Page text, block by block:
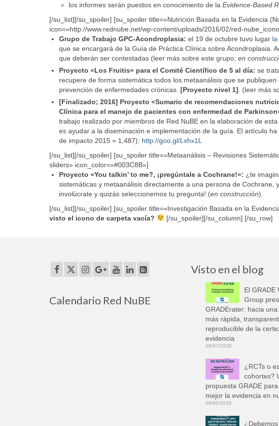
los informes serán puestos en conocimiento de la Evidence-Based
[/su_list][/su_spoiler] [su_spoiler title=»Nutrición Basada en la Evidencia
icon=»http://www.rednube.net/wp-content/uploads/2016/02/red-
Grupo de Trabajo GPC-Acondroplasia: el 19 de octubre tuvo lugar
que se encargará de la Guía de Práctica Clínica sobre Acondroplasia.
que deberán ser contestadas (leer más sobre este grupo; en
Proyecto «Los Fruitis» para el Comité Científico de 5 al día: se
recupere de forma sistemática todos los metaanálisis que se
prevención de enfermedades crónicas. [Proyecto nivel 1] . (leer más
[Finalizado; 2016] Proyecto «Sumario de recomendaciones
Clínica para el manejo de pacientes con enfermedad de
trabajo realizado por miembros de Red NuBE en la elaboración de
es ayudar a la diseminación e implementación de la guía. El artículo
de impacto 2015 = 1,487): http://goo.gl/Lxhx1L
[/su_list][/su_spoiler] [su_spoiler title=»Metaanálisis – Revisiones
sliders» icon_color=»#003C8B»]
Proyecto «You talkin’ to me?, ¡pregúntale a Cochrane!»: ¿te
sistemáticas y metaanálisis directamente a una persona de Cochrane,
involúcrate y quizás seleccionemos tu pregunta! (en construcción).
[/su_list][/su_spoiler] [su_spoiler title=»Investigación Basada en la
visto el icono de carpeta vacía?
[/su_spoiler][/su_column] [/su_row]
Calendario Red NuBE
Visto en el blog
El GRADE
Group
GRADErater: hacia
más rápida,
reproducible de la
evidencia
09/07/2026
¿RCTs o
cohortes?
propuesta GRADE
mejor la evidencia en
08/06/2026